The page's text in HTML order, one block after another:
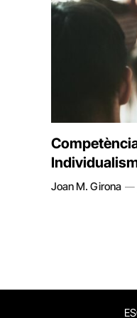
Joan M. Girona